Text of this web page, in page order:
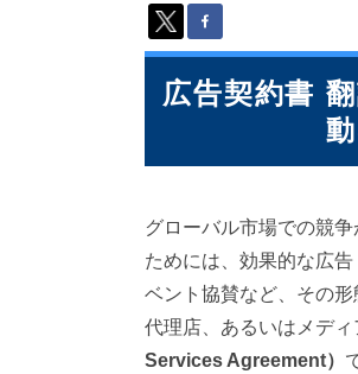
広告契約書
グローバル市場での競
ためには、効果的な広
ベント協賛など、その
代理店、あるいはメデ
Services Agreement）